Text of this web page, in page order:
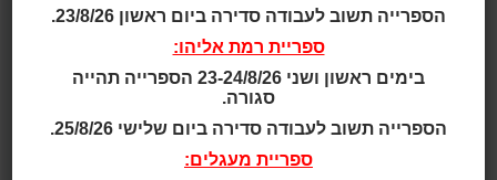
הספרייה תשוב לעבודה סדירה ביום ראשון 23/8/26.
ספריית רמת אליהו:
בימים ראשון ושני 23-24/8/26 הספרייה תהייה
סגורה.
הספרייה תשוב לעבודה סדירה ביום שלישי 25/8/26.
ספריית מעגלים: